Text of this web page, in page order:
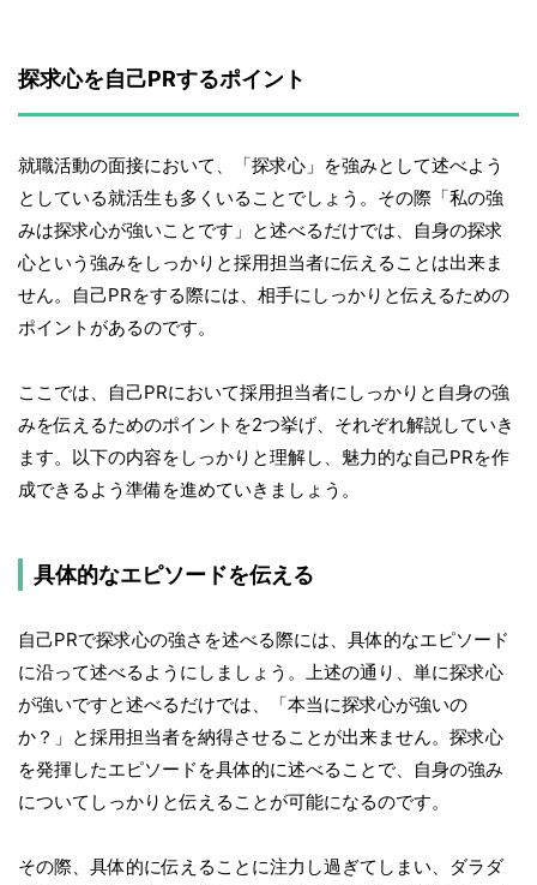
探求心を自己PRするポイント
就職活動の面接において、「探求心」を強みとして述べよう
としている就活生も多くいることでしょう。その際「私の強
みは探求心が強いことです」と述べるだけでは、自身の探求
心という強みをしっかりと採用担当者に伝えることは出来ま
せん。自己PRをする際には、相手にしっかりと伝えるための
ポイントがあるのです。
ここでは、自己PRにおいて採用担当者にしっかりと自身の強
みを伝えるためのポイントを2つ挙げ、それぞれ解説していき
ます。以下の内容をしっかりと理解し、魅力的な自己PRを作
成できるよう準備を進めていきましょう。
具体的なエピソードを伝える
自己PRで探求心の強さを述べる際には、具体的なエピソード
に沿って述べるようにしましょう。上述の通り、単に探求心
が強いですと述べるだけでは、「本当に探求心が強いの
か？」と採用担当者を納得させることが出来ません。探求心
を発揮したエピソードを具体的に述べることで、自身の強み
についてしっかりと伝えることが可能になるのです。
その際、具体的に伝えることに注力し過ぎてしまい、ダラダ